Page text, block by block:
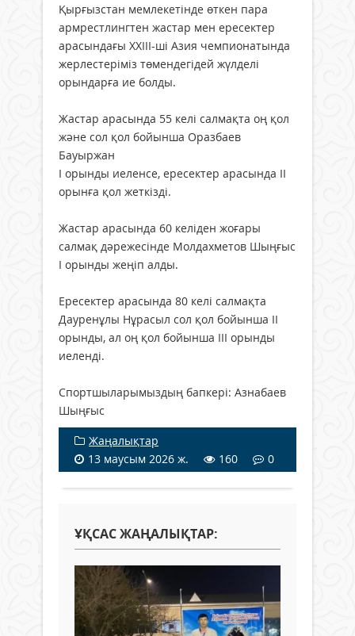
Қырғызстан мемлекетінде өткен пара
армрестлингтен жастар мен ересектер
арасындағы ХХІІІ-ші Азия чемпионатында
жерлестеріміз төмендегідей жүлделі
орындарға ие болды.
Жастар арасында 55 келі салмақта оң қол
және сол қол бойынша Оразбаев
Бауыржан
І орынды иеленсе, ересектер арасында ІІ
орынға қол жеткізді.
Жастар арасында 60 келіден жоғары
салмақ дәрежесінде Молдахметов Шыңғыс
І орынды жеңіп алды.
Ересектер арасында 80 келі салмақта
Дауренұлы Нұрасыл сол қол бойынша ІІ
орынды, ал оң қол бойынша ІІІ орынды
иеленді.
Спортшыларымыздың бапкері: Азнабаев
Шыңғыс
Жаңалықтар
13 маусым 2026 ж.
160 0
ҰҚСАС ЖАҢАЛЫҚТАР: